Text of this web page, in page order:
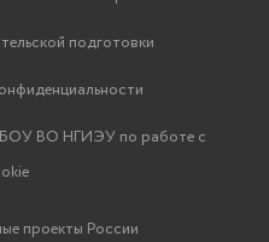
подготовки
ВО НГИЭУ по работе с
проекты России